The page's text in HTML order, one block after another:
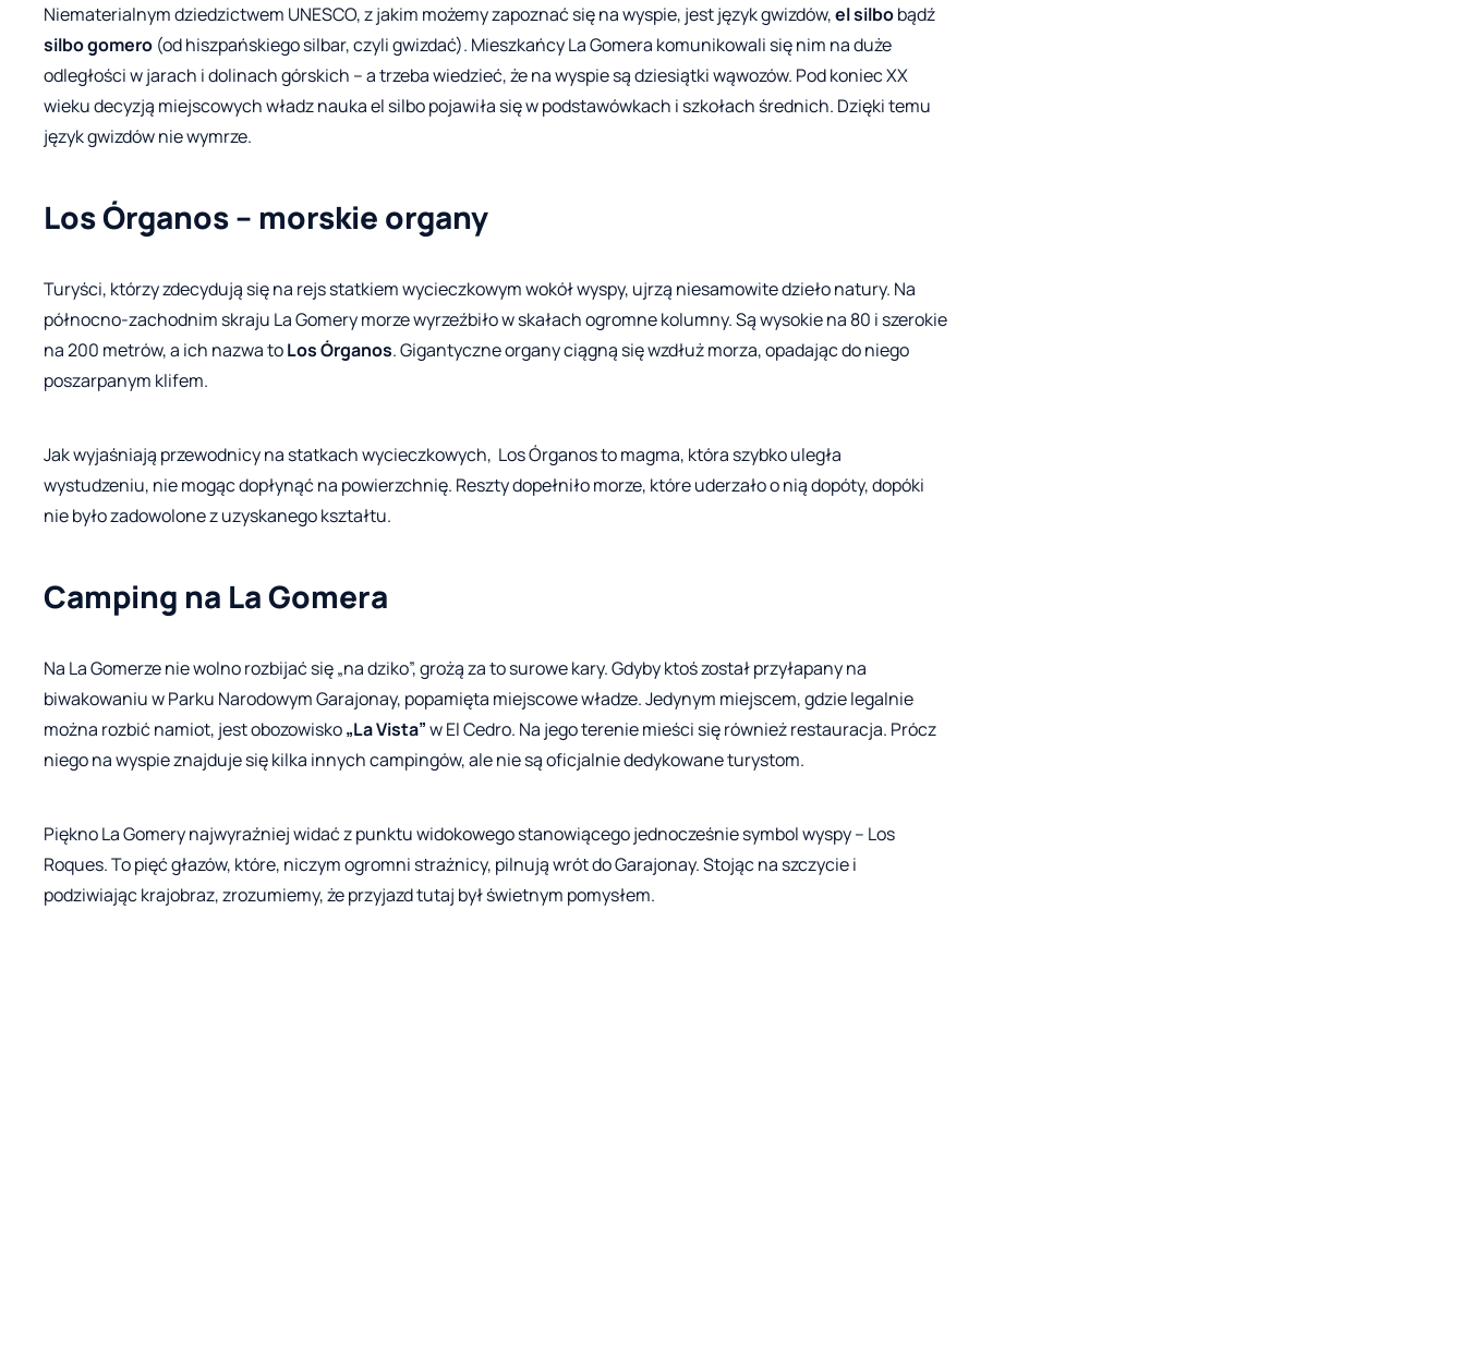
Niematerialnym dziedzictwem UNESCO, z jakim możemy zapoznać się na wyspie, jest język gwizdów,el silbobądź
silbo gomero (od hiszpańskiego silbar, czyli gwizdać). Mieszkańcy La Gomera komunikowali się nim na duże
odległości w jarach i dolinach górskich – a trzeba wiedzieć, że na wyspie są dziesiątki wąwozów. Pod koniec XX
wieku decyzją miejscowych władz nauka el silbo pojawiła się w podstawówkach i szkołach średnich. Dzięki temu
język gwizdów nie wymrze.
Los Órganos – morskie organy
Turyści, którzy zdecydują się na rejs statkiem wycieczkowym wokół wyspy, ujrzą niesamowite dzieło natury. Na
północno-zachodnim skraju La Gomery morze wyrzeźbiło w skałach ogromne kolumny. Są wysokie na 80 i szerokie
na 200 metrów, a ich nazwa toLos Órganos. Gigantyczne organy ciągną się wzdłuż morza, opadając do niego
poszarpanym klifem.
Jak wyjaśniają przewodnicy na statkach wycieczkowych, Los Órganos to magma, która szybko uległa
wystudzeniu, nie mogąc dopłynąć na powierzchnię. Reszty dopełniło morze, które uderzało o nią dopóty, dopóki
nie było zadowolone z uzyskanego kształtu.
Camping na La Gomera
Na La Gomerze nie wolno rozbijać się „na dziko”, grożą za to surowe kary. Gdyby ktoś został przyłapany na
biwakowaniu w Parku Narodowym Garajonay, popamięta miejscowe władze. Jedynym miejscem, gdzie legalnie
można rozbić namiot, jest obozowisko„La Vista”w El Cedro. Na jego terenie mieści się również restauracja. Prócz
niego na wyspie znajduje się kilka innych campingów, ale nie są oficjalnie dedykowane turystom.
Piękno La Gomery najwyraźniej widać z punktu widokowego stanowiącego jednocześnie symbol wyspy – Los
Roques. To pięć głazów, które, niczym ogromni strażnicy, pilnują wrót do Garajonay. Stojąc na szczycie i
podziwiając krajobraz, zrozumiemy, że przyjazd tutaj był świetnym pomysłem.